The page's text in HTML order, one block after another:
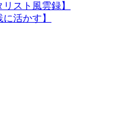
スト風雲録】
活かす】